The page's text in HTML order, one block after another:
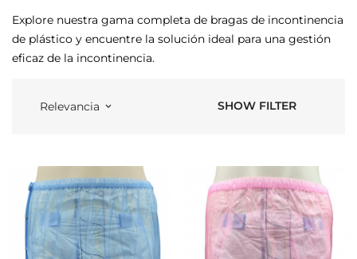
Explore nuestra gama completa de bragas de incontinencia
de plástico y encuentre la solución ideal para una gestión
eficaz de la incontinencia.
Relevancia keyboard_arrow_down SHOW FILTER